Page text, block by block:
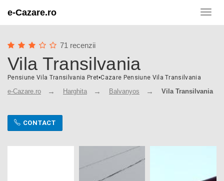
e-Cazare.ro
71 recenzii
Vila Transilvania
Pensiune Vila Transilvania Pret•Cazare Pensiune Vila Transilvania
e-Cazare.ro Harghita Balvanyos Vila Transilvania
CONTACT